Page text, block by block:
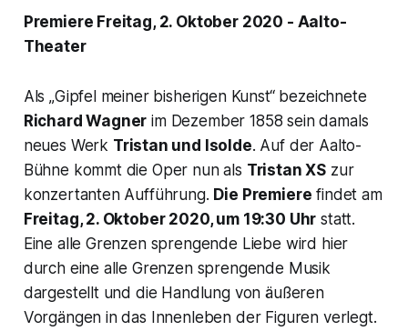
Premiere Freitag, 2. Oktober 2020 - Aalto-
Theater
Als „Gipfel meiner bisherigen Kunst“ bezeichnete
Richard Wagner im Dezember 1858 sein damals
neues Werk Tristan und Isolde. Auf der Aalto-
Bühne kommt die Oper nun als Tristan XS zur
konzertanten Aufführung. Die Premiere findet am
Freitag, 2. Oktober 2020, um 19:30 Uhr statt.
Eine alle Grenzen sprengende Liebe wird hier
durch eine alle Grenzen sprengende Musik
dargestellt und die Handlung von äußeren
Vorgängen in das Innenleben der Figuren verlegt.